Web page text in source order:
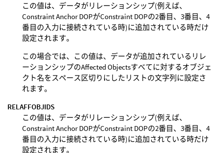
この値は、データがリレーションシップ(例えば、
Constraint Anchor DOPがConstraint DOPの2番目、3番目、4
番目の入力に接続されている時)に追加されている時だけ
設定されます。
この場合では、この値は、データが追加されているリレ
ーションシップのAffected Objectsすべてに対するオブジェ
クト名をスペース区切りにしたリストの文字列に設定さ
れます。
RELAFFOBJIDS
この値は、データがリレーションシップ(例えば、
Constraint Anchor DOPがConstraint DOPの2番目、3番目、4
番目の入力に接続されている時)に追加されている時だけ
設定されます。